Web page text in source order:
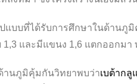
แบบที่ได้รับการศึกษาในด้านภู
1,3 และมีแขนง 1,6 แตกออกม
านภูมิคุ้มกันวิทยาพบว่าเบต้ากลู